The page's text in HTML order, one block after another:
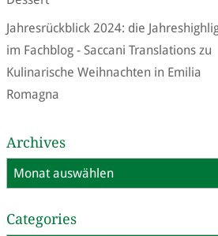
Jahresrückblick 2024: die
im Fachblog - Saccani Translationszu
Kulinarische Weihnachten in Emilia
Romagna
Archives
Archives
Categories